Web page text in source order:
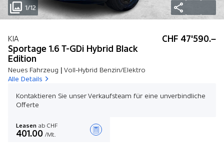
1/12
KIA
Sportage 1.6 T-GDi Hybrid Black
Edition
Neues Fahrzeug | Voll-Hybrid Benzin/Elektro
Alle Details
CHF 47'590.–
Kontaktieren Sie unser Verkaufsteam für eine unverbindliche
Offerte
Leasen ab CHF
401.00 /Mt.